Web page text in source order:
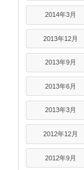
2014年3月
2013年12月
2013年9月
2013年6月
2013年3月
2012年12月
2012年9月